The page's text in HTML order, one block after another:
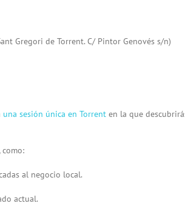
Gregori de Torrent. C/ Pintor Genovés s/n)
una sesión única en Torrent en la que
al negocio local.
actual.